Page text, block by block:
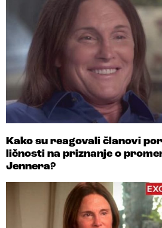
Kako su reagovali članovi
ličnosti na priznanje o
Jennera?